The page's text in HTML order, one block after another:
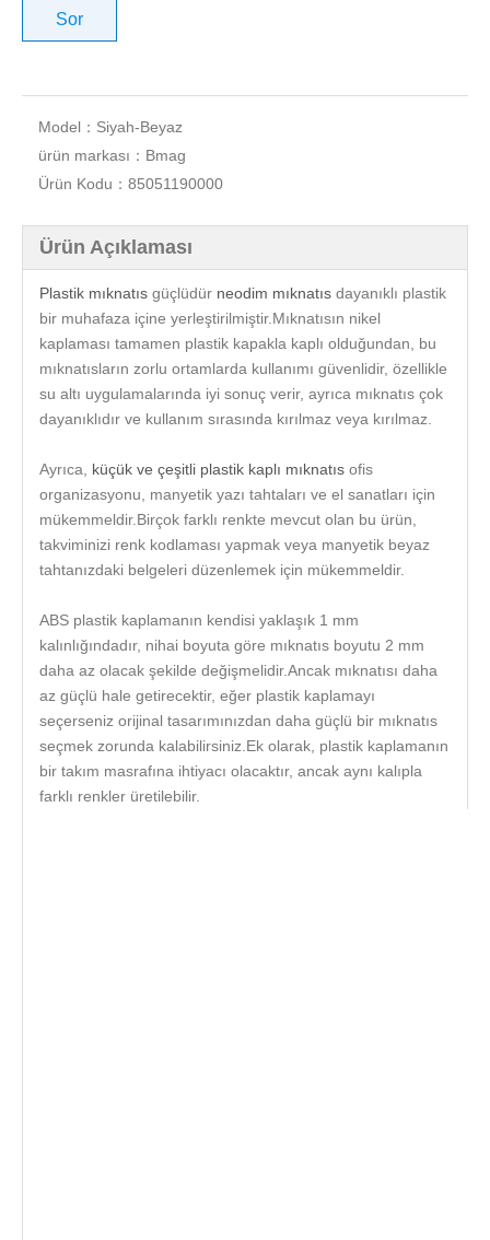
Sor
Model： Siyah-Beyaz
ürün markası： Bmag
Ürün Kodu： 85051190000
Ürün Açıklaması
Plastik mıknatıs güçlüdür neodim mıknatıs dayanıklı plastik
bir muhafaza içine yerleştirilmiştir.Mıknatısın nikel
kaplaması tamamen plastik kapakla kaplı olduğundan, bu
mıknatısların zorlu ortamlarda kullanımı güvenlidir, özellikle
su altı uygulamalarında iyi sonuç verir, ayrıca mıknatıs çok
dayanıklıdır ve kullanım sırasında kırılmaz veya kırılmaz.
Ayrıca, küçük ve çeşitli plastik kaplı mıknatıs ofis
organizasyonu, manyetik yazı tahtaları ve el sanatları için
mükemmeldir.Birçok farklı renkte mevcut olan bu ürün,
takviminizi renk kodlaması yapmak veya manyetik beyaz
tahtanızdaki belgeleri düzenlemek için mükemmeldir.
ABS plastik kaplamanın kendisi yaklaşık 1 mm
kalınlığındadır, nihai boyuta göre mıknatıs boyutu 2 mm
daha az olacak şekilde değişmelidir.Ancak mıknatısı daha
az güçlü hale getirecektir, eğer plastik kaplamayı
seçerseniz orijinal tasarımınızdan daha güçlü bir mıknatıs
seçmek zorunda kalabilirsiniz.Ek olarak, plastik kaplamanın
bir takım masrafına ihtiyacı olacaktır, ancak aynı kalıpla
farklı renkler üretilebilir.